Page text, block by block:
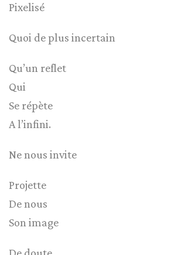
Pixelisé
Quoi de plus incertain
Qu’un reflet
Qui
Se répète
A l’infini.
Ne nous invite
Projette
De nous
Son image